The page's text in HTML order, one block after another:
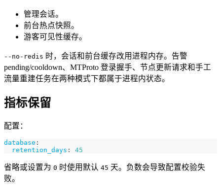
管理会话。
前台热点快照。
游客可见性缓存。
--no-redis 时，会话和前台缓存改用进程内存。告警
pending/cooldown、MTProto 登录握手、节点更新请求和手工
流量重建任务在两种模式下都属于进程内状态。
指标保留
配置：
database :
retention_days : 45
省略或设置为 0 时使用默认 45 天。负数会导致配置校验失
败。